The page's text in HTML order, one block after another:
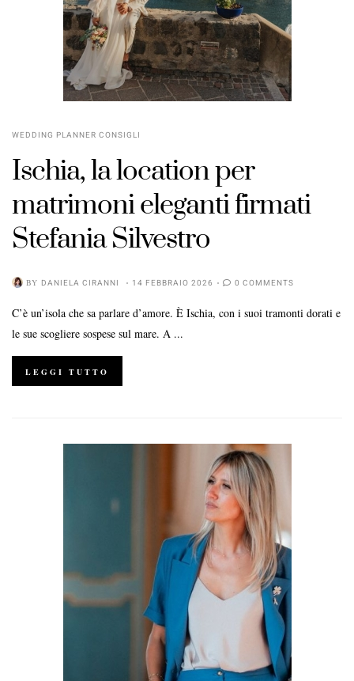
WEDDING PLANNER CONSIGLI
Ischia, la location per
matrimoni eleganti firmati
Stefania Silvestro
BY DANIELA CIRANNI 14 FEBBRAIO 2026 0 COMMENTS
C’è un’isola che sa parlare d’amore. È Ischia, con i suoi tramonti dorati e
le sue scogliere sospese sul mare. A ...
LEGGI TUTTO